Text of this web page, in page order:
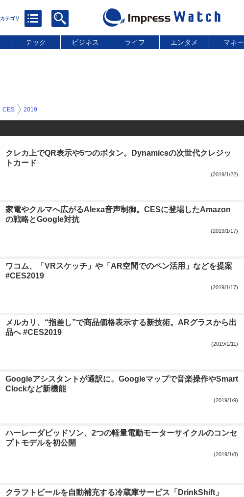
テック ビジネス ライフ エンタメ マネー
CES 2019
クレカ上でQR表示や5つのボタン。Dynamicsの次世代クレジッ
トカード
(2019/1/22)
家電やクルマへ広がるAlexa音声制御。CESに登場したAmazon
の戦略とGoogle対抗
(2019/1/17)
ワコム、「VRスケッチ」や「AR空間でのペン活用」などを提案
#CES2019
(2019/1/17)
メルカリ、“指差し”で商品価格表示する新技術。ARグラスから出
品へ #CES2019
(2019/1/11)
Googleアシスタントが通訳に。Googleマップで音楽操作やSmart
Clockなど新機能
(2019/1/9)
ハーレーダビッドソン、2つの軽量電動モーターサイクルのコンセ
プトモデルを初公開
(2019/1/8)
クラフトビールを自動補充する冷蔵庫サービス「DrinkShift」